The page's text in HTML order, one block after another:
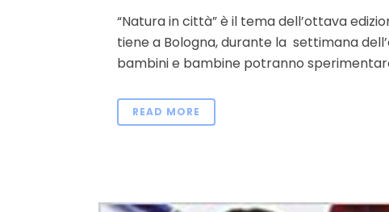
“Natura in città” è il tema dell’ottava
tiene a Bologna, durante la settimana
bambini e bambine potranno
READ MORE